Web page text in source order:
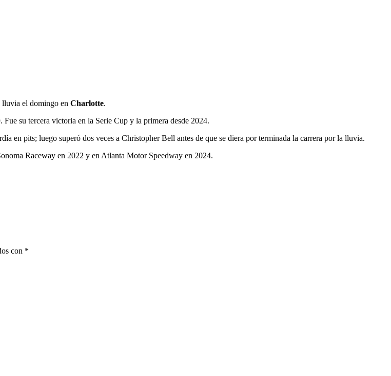
lluvia el domingo en Charlotte.
su tercera victoria en la Serie Cup y la primera desde 2024.
en pits; luego superó dos veces a Christopher Bell antes de que se diera por terminada la carrera por la lluvia.
Raceway en 2022 y en Atlanta Motor Speedway en 2024.
con *